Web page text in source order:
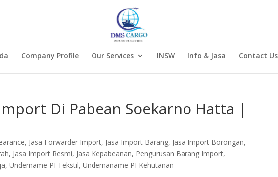
Company Profile Our Services INSW Info & Jasa Contact Us
Di Pabean Soekarno Hatta |
, Jasa Forwarder Import, Jasa Import Barang, Jasa Import Borongan,
, Jasa Import Resmi, Jasa Kepabeanan, Pengurusan Barang Import,
,Undername PI Tekstil,Undernaname PI Kehutanan